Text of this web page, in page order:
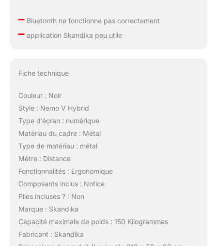
–Bluetooth ne fonctionne pas correctement
–application Skandika peu utile
Fiche technique
Couleur : Noir
Style : Nemo V Hybrid
Type d’écran : numérique
Matériau du cadre : Métal
Type de matériau : métal
Mètre : Distance
Fonctionnalités : Ergonomique
Composants inclus : Notice
Piles incluses ? : Non
Marque : Skandika
Capacité maximale de poids : 150 Kilogrammes
Fabricant : Skandika